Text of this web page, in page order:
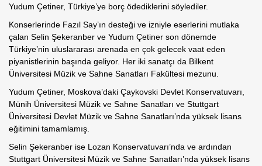
Yudum Çetiner, Türkiye’ye borç ödediklerini söylediler.
Konserlerinde Fazıl Say’ın desteği ve izniyle eserlerini mutlaka
çalan Selin Şekeranber ve Yudum Çetiner son dönemde
Türkiye’nin uluslararası arenada en çok gelecek vaat eden
piyanistlerinin başında geliyor. Her iki sanatçı da Bilkent
Üniversitesi Müzik ve Sahne Sanatları Fakültesi mezunu.
Yudum Çetiner, Moskova’daki Çaykovski Devlet Konservatuvarı,
Münih Üniversitesi Müzik ve Sahne Sanatları ve Stuttgart
Üniversitesi Devlet Müzik ve Sahne Sanatları’nda yüksek lisans
eğitimini tamamlamış.
Selin Şekeranber ise Lozan Konservatuvarı’nda ve ardından
Stuttgart Üniversitesi Müzik ve Sahne Sanatları’nda yüksek lisans